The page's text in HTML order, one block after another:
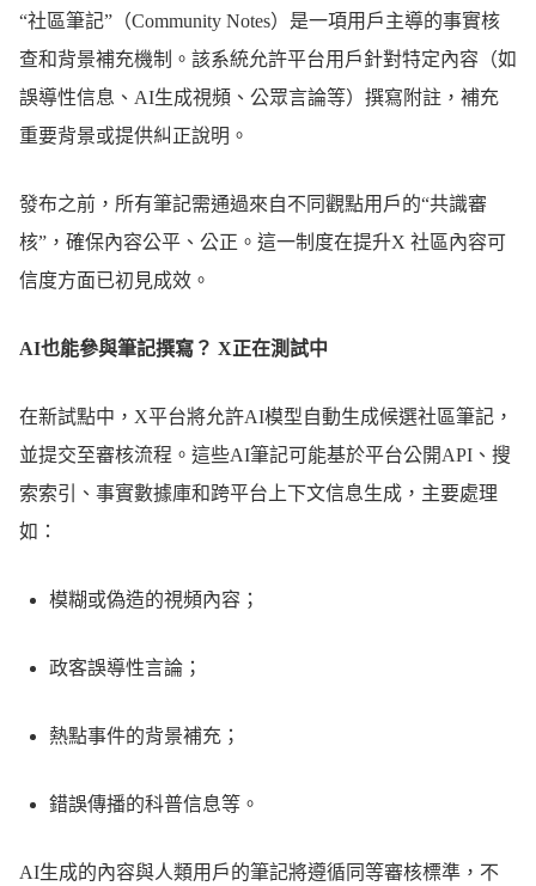
“社區筆記”（Community Notes）是一項用戶主導的事實核
查和背景補充機制。該系統允許平台用戶針對特定內容（如
誤導性信息、AI生成視頻、公眾言論等）撰寫附註，補充
重要背景或提供糾正說明。
發布之前，所有筆記需通過來自不同觀點用戶的“共識審
核”，確保內容公平、公正。這一制度在提升X 社區內容可
信度方面已初見成效。
AI也能參與筆記撰寫？ X正在測試中
在新試點中，X平台將允許AI模型自動生成候選社區筆記，
並提交至審核流程。這些AI筆記可能基於平台公開API、搜
索索引、事實數據庫和跨平台上下文信息生成，主要處理
如：
模糊或偽造的視頻內容；
政客誤導性言論；
熱點事件的背景補充；
錯誤傳播的科普信息等。
AI生成的內容與人類用戶的筆記將遵循同等審核標準，不